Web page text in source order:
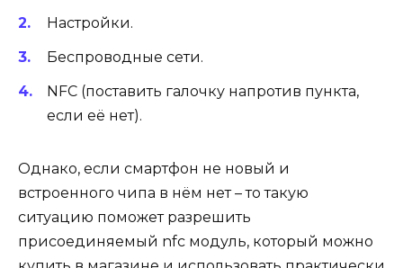
Настройки.
Беспроводные сети.
NFC (поставить галочку напротив пункта,
если её нет).
Однако, если смартфон не новый и
встроенного чипа в нём нет – то такую
ситуацию поможет разрешить
присоединяемый nfc модуль, который можно